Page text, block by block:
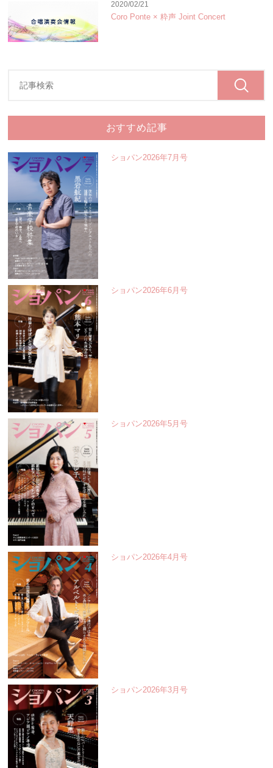
2020/02/21
Coro Ponte × 粋声 Joint Concert
おすすめ記事
ショパン2026年7月号
ショパン2026年6月号
ショパン2026年5月号
ショパン2026年4月号
ショパン2026年3月号